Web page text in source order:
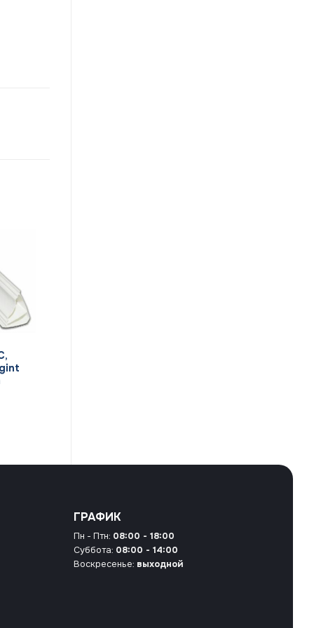
ГРАФИК
Пн - Птн: 08:00 - 18:00
Суббота: 08:00 - 14:00
Воскресенье: выходной